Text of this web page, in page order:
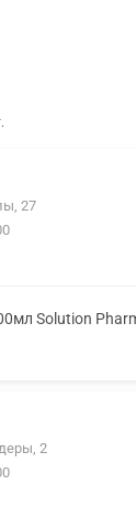
27
Solution
2